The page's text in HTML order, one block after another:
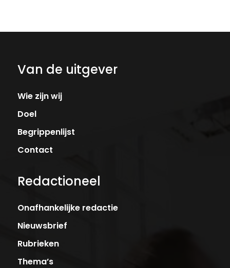
Van de uitgever
Wie zijn wij
Doel
Begrippenlijst
Contact
Redactioneel
Onafhankelijke redactie
Nieuwsbrief
Rubrieken
Thema’s